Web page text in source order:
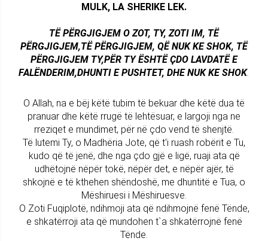
MULK, LA SHERIKE LEK.
TË PËRGJIGJEM O ZOT, TY, ZOTI IM, TË
PËRGJIGJEM,TË PËRGJIGJEM, QË NUK KE SHOK, TË
PËRGJIGJEM TY,PËR TY ËSHTË ÇDO LAVDATË E
FALËNDERIM,DHUNTI E PUSHTET, DHE NUK KE SHOK.
O Allah, na e bëj këtë tubim të bekuar dhe këtë dua të
pranuar dhe këtë rrugë të lehtësuar, e largoji nga ne
rreziqet e mundimet, për në çdo vend të shenjtë.
Të lutemi Ty, o Madhëria Jote, që t'i ruash robërit e Tu,
kudo që të jenë, dhe nga çdo gjë e ligë, ruaji ata që
udhëtojnë nëpër tokë, nëpër det, e nëpër ajër, të
shkojnë e të kthehen shëndoshë, me dhuntitë e Tua, o
Mëshiruesi i Mëshiruesve.
O Zoti Fuqiplotë, ndihmoji ata që ndihmojnë fenë Tënde,
e shkatërroji ata që mundohen t`a shkatërrojnë fenë
Tënde.